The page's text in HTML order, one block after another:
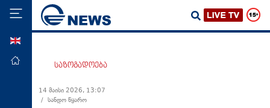
მთავარი
ეკონომიკა
საზოგადოება
14 მაისი 2026, 13:07
/ სანდო წყარო